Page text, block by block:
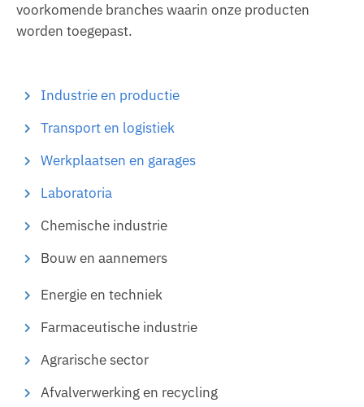
voorkomende branches waarin onze producten
worden toegepast.
Industrie en productie
Transport en logistiek
Werkplaatsen en garages
Laboratoria
Chemische industrie
Bouw en aannemers
Energie en techniek
Farmaceutische industrie
Agrarische sector
Afvalverwerking en recycling